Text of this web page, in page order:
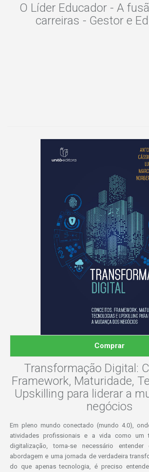
O Líder Educador - A
carreiras - Gestor e
Comprar
Transformação Digital:
Framework, Maturidade,
Upskilling para liderar a
negócios
Em pleno mundo conectado (mundo 4.0),
atividades profissionais e a vida como um
digitalização, torna-se necessário entender
abordagem e uma jornada de verdadeira
do que apenas tecnologia, é preciso